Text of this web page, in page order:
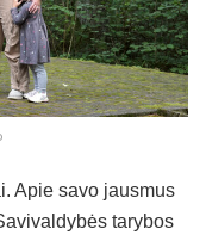
Apie savo jausmus
tarybos